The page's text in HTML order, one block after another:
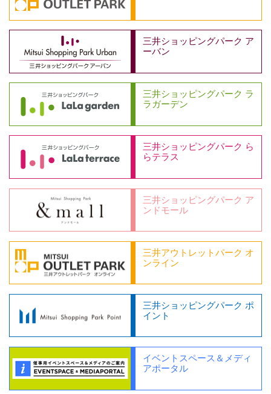
三井ショッピングパーク ア
ーバン
三井ショッピングパーク ラ
ラガーデン
三井ショッピングパーク ら
らテラス
三井ショッピングパーク ア
ンドモール
三井アウトレットパーク オ
ンライン
三井ショッピングパーク ポ
イント
イベントスペース＆メディ
アポータル